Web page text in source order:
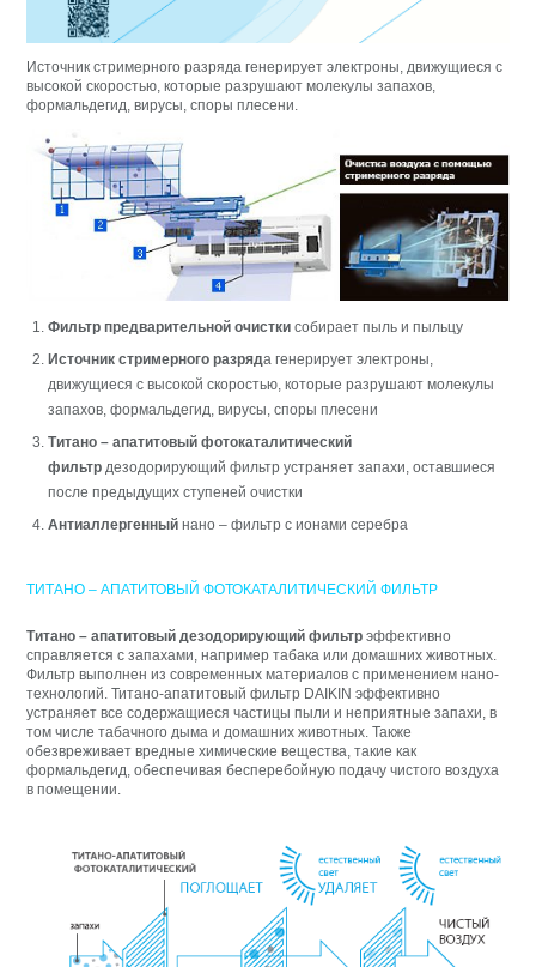
Источник стримерного разряда генерирует электроны, движущиеся с
высокой скоростью, которые разрушают молекулы запахов,
формальдегид, вирусы, споры плесени.
Фильтр предварительной очистки собирает пыль и пыльцу
Источник стримерного разряда генерирует электроны,
движущиеся с высокой скоростью, которые разрушают молекулы
запахов, формальдегид, вирусы, споры плесени
Титано – апатитовый фотокаталитический
фильтр дезодорирующий фильтр устраняет запахи, оставшиеся
после предыдущих ступеней очистки​​
Антиаллергенный нано – фильтр с ионами серебра
ТИТАНО – АПАТИТОВЫЙ ФОТОКАТАЛИТИЧЕСКИЙ ФИЛЬТР
Титано – апатитовый дезодорирующий фильтр эффективно
справляется с запахами, например табака или домашних животных.
Фильтр выполнен из современных материалов с применением нано-
технологий. Титано-апатитовый фильтр DAIKIN эффективно
устраняет все содержащиеся частицы пыли и неприятные запахи, в
том числе табачного дыма и домашних животных. Также
обезвреживает вредные химические вещества, такие как
формальдегид, обеспечивая бесперебойную подачу чистого воздуха
в помещении.